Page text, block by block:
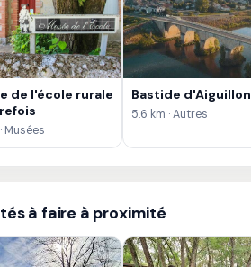
de l'école rurale
Musées
Bastide d'Aiguillon
5.6 km · Autres
à faire à proximité